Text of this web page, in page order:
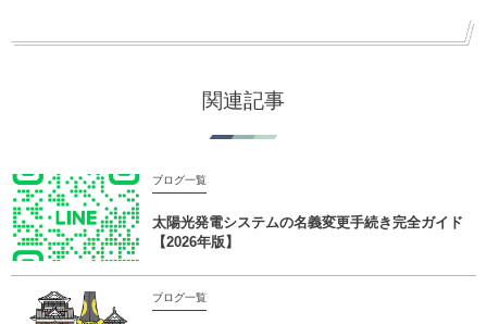
関連記事
ブログ一覧
太陽光発電システムの名義変更手続き完全ガイド
【2026年版】
ブログ一覧